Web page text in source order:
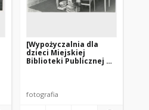
[Wypożyczalnia dla
dzieci Miejskiej
Biblioteki Publicznej w
fotografia